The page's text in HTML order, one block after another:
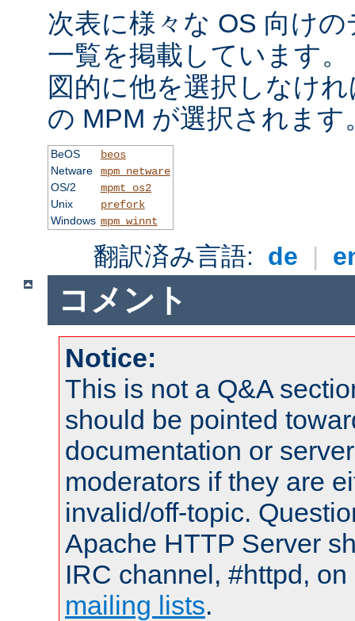
次表に様々な OS 向け
一覧を掲載しています
図的に他を選択しなけ
の MPM が選択されます
BeOS
beos
Netware
mpm_netware
OS/2
mpmt_os2
Unix
prefork
Windows mpm_winnt
翻訳済み言語: de |
コメント
Notice:
This is not a Q&A
should be pointed
documentation or
moderators if they are
invalid/off-topic.
Apache HTTP Server
IRC channel, #httpd,
mailing lists.